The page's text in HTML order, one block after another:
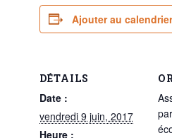
Ajouter au calendrier
DÉTAILS
Date :
vendredi 9 juin, 2017
Heure :